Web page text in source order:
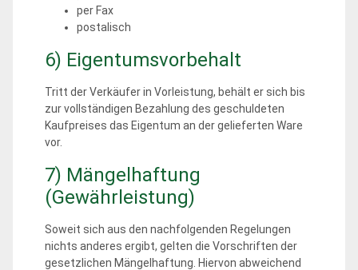
per Fax
postalisch
6) Eigentumsvorbehalt
Tritt der Verkäufer in Vorleistung, behält er sich bis
zur vollständigen Bezahlung des geschuldeten
Kaufpreises das Eigentum an der gelieferten Ware
vor.
7) Mängelhaftung
(Gewährleistung)
Soweit sich aus den nachfolgenden Regelungen
nichts anderes ergibt, gelten die Vorschriften der
gesetzlichen Mängelhaftung. Hiervon abweichend